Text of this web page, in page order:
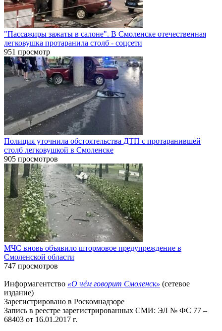
"Пассажиры зажаты в салоне". В Смоленске отечественная
легковушка протаранила столб - соцсети
951 просмотр
Полиция уточнила обстоятельства ДТП с протаранившей
столб легковушкой в Смоленске
905 просмотров
МЧС вновь объявило штормовое предупреждение в
Смоленской области
747 просмотров
Информагентство «О чём говорит Смоленск» (сетевое
издание)
Зарегистрировано в Роскомнадзоре
Запись в реестре зарегистрированных СМИ: ЭЛ № ФС 77 –
68403 от 16.01.2017 г.